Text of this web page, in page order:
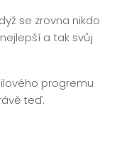
se zrovna nikdo
a tak svůj
progremu
teď.